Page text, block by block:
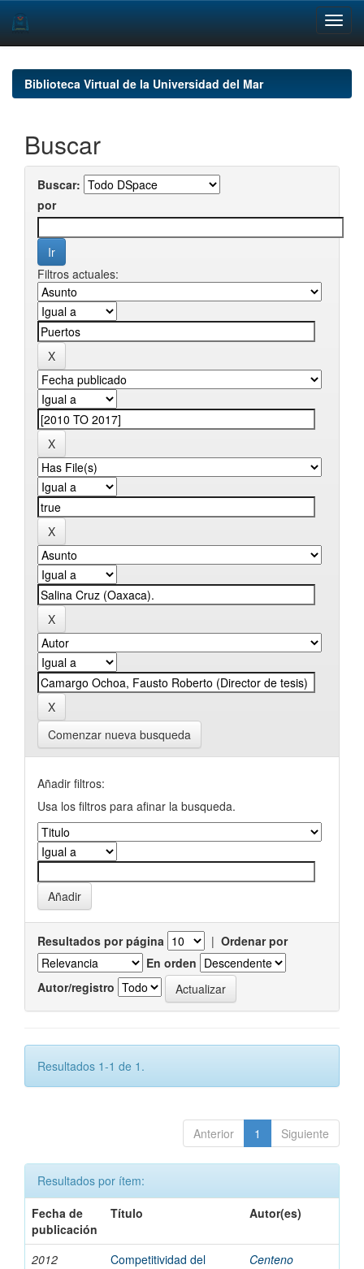
navigationBiblioteca Virtual de la Universidad del Mar
Buscar
Buscar:
por
Filtros actuales:
Comenzar nueva busqueda
Añadir filtros:
Usa los filtros para afinar la busqueda.
Resultados por página | Ordenar por
En orden
Autor/registro
Resultados 1-1 de 1.
Anterior 1 Siguiente
Resultados por ítem:
Fecha de
publicación
Título Autor(es)
2012
Competitividad del
Centeno